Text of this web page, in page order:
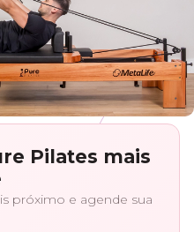
Pilates mais
próximo e agende sua